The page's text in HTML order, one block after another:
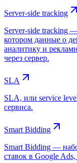
Server-side tracking
Server-side tracking
котором данные о
аналитику и
через сервер.
SLA
SLA, или service
сервиса.
Smart Bidding
Smart Bidding —
ставок в Google